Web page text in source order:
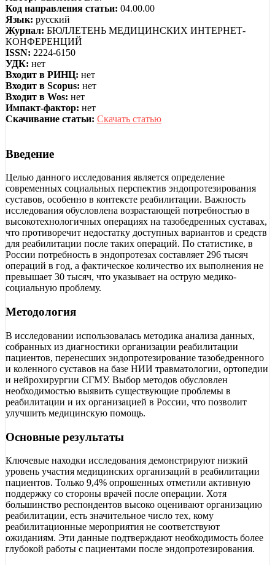
Код направления статьи: 04.00.00
Язык: русский
Журнал: БЮЛЛЕТЕНЬ МЕДИЦИНСКИХ ИНТЕРНЕТ-
КОНФЕРЕНЦИЙ
ISSN: 2224-6150
УДК: нет
Входит в РИНЦ: нет
Входит в Scopus: нет
Входит в Wos: нет
Импакт-фактор: нет
Скачивание статьи: Скачать статью
Введение
Целью данного исследования является определение
современных социальных перспектив эндопротезирования
суставов, особенно в контексте реабилитации. Важность
исследования обусловлена возрастающей потребностью в
высокотехнологичных операциях на тазобедренных суставах,
что противоречит недостатку доступных вариантов и средств
для реабилитации после таких операций. По статистике, в
России потребность в эндопротезах составляет 296 тысяч
операций в год, а фактическое количество их выполнения не
превышает 30 тысяч, что указывает на острую медико-
социальную проблему.
Методология
В исследовании использовалась методика анализа данных,
собранных из диагностики организации реабилитации
пациентов, перенесших эндопротезирование тазобедренного
и коленного суставов на базе НИИ травматологии, ортопедии
и нейрохирургии СГМУ. Выбор методов обусловлен
необходимостью выявить существующие проблемы в
реабилитации и их организацией в России, что позволит
улучшить медицинскую помощь.
Основные результаты
Ключевые находки исследования демонстрируют низкий
уровень участия медицинских организаций в реабилитации
пациентов. Только 9,4% опрошенных отметили активную
поддержку со стороны врачей после операции. Хотя
большинство респондентов высоко оценивают организацию
реабилитации, есть значительное число тех, кому
реабилитационные мероприятия не соответствуют
ожиданиям. Эти данные подтверждают необходимость более
глубокой работы с пациентами после эндопротезирования.